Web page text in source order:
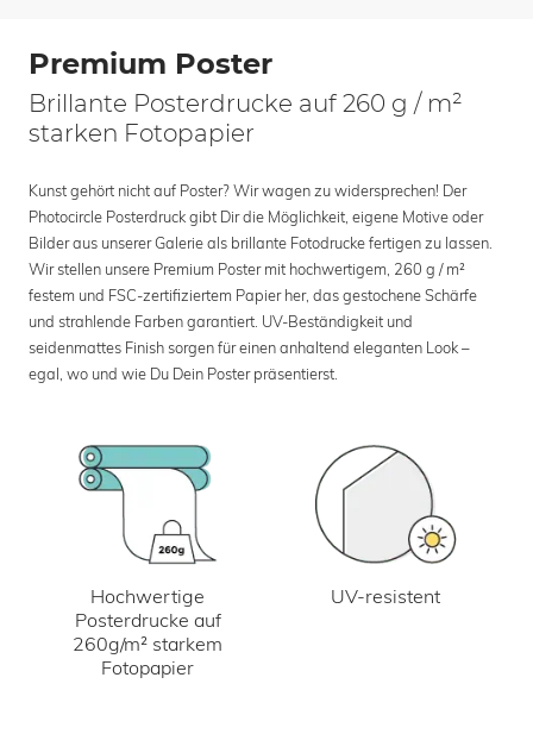
Premium Poster
Brillante Posterdrucke auf 260 g / m²
starken Fotopapier
Kunst gehört nicht auf Poster? Wir wagen zu widersprechen! Der
Photocircle Posterdruck gibt Dir die Möglichkeit, eigene Motive oder
Bilder aus unserer Galerie als brillante Fotodrucke fertigen zu lassen.
Wir stellen unsere Premium Poster mit hochwertigem, 260 g / m²
festem und FSC-zertifiziertem Papier her, das gestochene Schärfe
und strahlende Farben garantiert. UV-Beständigkeit und
seidenmattes Finish sorgen für einen anhaltend eleganten Look –
egal, wo und wie Du Dein Poster präsentierst.
Hochwertige
Posterdrucke auf
260g/m² starkem
Fotopapier
UV-resistent